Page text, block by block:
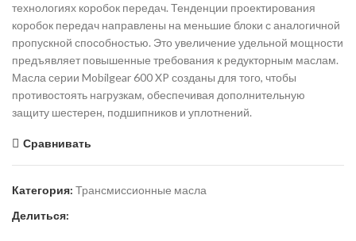
технологиях коробок передач. Тенденции проектирования
коробок передач направлены на меньшие блоки с аналогичной
пропускной способностью. Это увеличение удельной мощности
предъявляет повышенные требования к редукторным маслам.
Масла серии Mobilgear 600 XP созданы для того, чтобы
противостоять нагрузкам, обеспечивая дополнительную
защиту шестерен, подшипников и уплотнений.
Сравнивать
Категория: Трансмиссионные масла
Делиться: